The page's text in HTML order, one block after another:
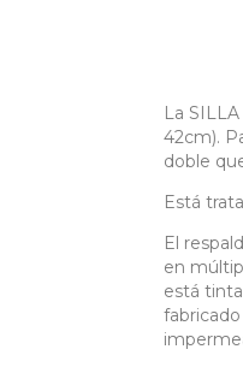
La
42cm).
doble
Está
El
en
está